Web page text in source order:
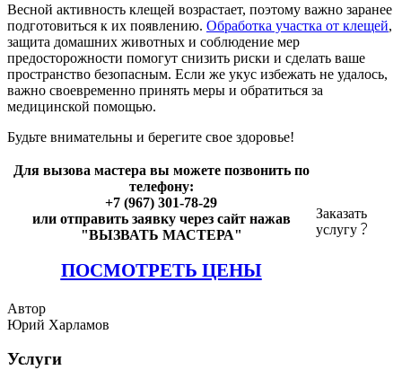
Весной активность клещей возрастает, поэтому важно заранее
подготовиться к их появлению. Обработка участка от клещей,
защита домашних животных и соблюдение мер
предосторожности помогут снизить риски и сделать ваше
пространство безопасным. Если же укус избежать не удалось,
важно своевременно принять меры и обратиться за
медицинской помощью.
Будьте внимательны и берегите свое здоровье!
Для вызова мастера вы можете позвонить по
телефону:
+7 (967) 301-78-29
или отправить заявку через сайт нажав
"ВЫЗВАТЬ МАСТЕРА"
ПОСМОТРЕТЬ ЦЕНЫ
Заказать
услугу
Автор
Юрий Харламов
Услуги